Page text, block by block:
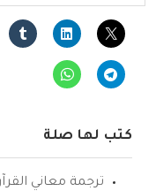
كتب لها صلة
ترجمة معاني